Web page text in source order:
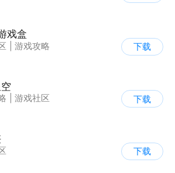
戏盒
游戏攻略
下载
游戏社区
下载
下载